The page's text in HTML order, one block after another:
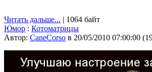
Читать дальше... | 1064 байт
Юмор : Котоматрицы
Автор: CaneCorso в 20/05/2010 07:00:00 (